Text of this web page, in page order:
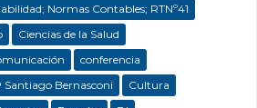
Normas Contables; RTNº41
Ciencias de la Salud
conferencia
Santiago Bernasconi
Cultura